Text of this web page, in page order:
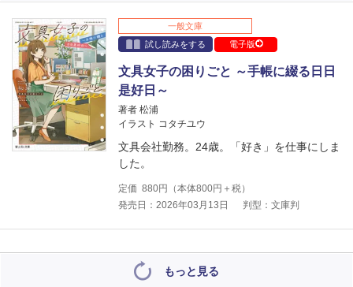
一般文庫
試し読みをする
電子版
文具女子の困りごと ～手帳に綴る日日
是好日～
著者 松浦
イラスト コタチユウ
文具会社勤務。24歳。「好き」を仕事にしま
した。
定価 880円（本体800円＋税）
発売日：2026年03月13日
判型：文庫判
もっと見る